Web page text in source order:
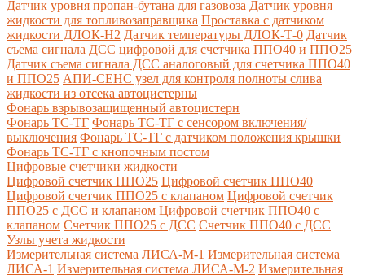
Датчик уровня пропан-бутана для газовоза Датчик уровня
жидкости для топливозаправщика Проставка с датчиком
жидкости ДЛОК-Н2 Датчик температуры ДЛОК-Т-0 Датчик
съема сигнала ДСС цифровой для счетчика ППО40 и ППО25
Датчик съема сигнала ДСС аналоговый для счетчика ППО40
и ППО25 АПИ-СЕНС узел для контроля полноты слива
жидкости из отсека автоцистерны
Фонарь взрывозащищенный автоцистерн
Фонарь ТС-ТГ Фонарь ТС-ТГ с сенсором включения/
выключения Фонарь ТС-ТГ с датчиком положения крышки
Фонарь ТС-ТГ с кнопочным постом
Цифровые счетчики жидкости
Цифровой счетчик ППО25 Цифровой счетчик ППО40
Цифровой счетчик ППО25 с клапаном Цифровой счетчик
ППО25 с ДСС и клапаном Цифровой счетчик ППО40 с
клапаном Счетчик ППО25 с ДСС Счетчик ППО40 с ДСС
Узлы учета жидкости
Измерительная система ЛИСА-М-1 Измерительная система
ЛИСА-1 Измерительная система ЛИСА-М-2 Измерительная